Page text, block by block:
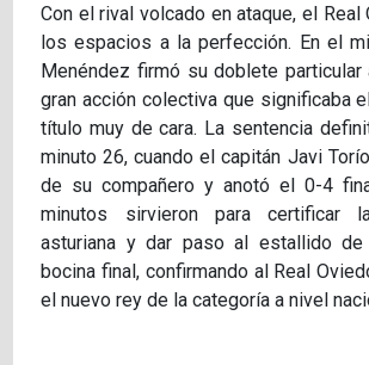
Con el rival volcado en ataque, el
los espacios a la perfección. En el
Menéndez firmó su doblete particular
gran acción colectiva que significaba
título muy de cara. La sentencia
minuto 26, cuando el capitán Javi
de su compañero y anotó el 0-4
minutos sirvieron para certificar
asturiana y dar paso al estallido
bocina final, confirmando al Real
el nuevo rey de la categoría a nivel